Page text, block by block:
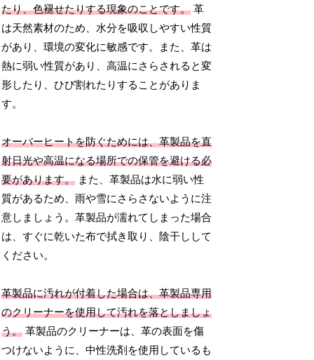
たり、色褪せたりする現象のことです。 革
は天然素材のため、水分を吸収しやすい性質
があり、環境の変化に敏感です。また、革は
熱に弱い性質があり、高温にさらされると変
形したり、ひび割れたりすることがありま
す。
オーバーヒートを防ぐためには、革製品を直
射日光や高温になる場所での保管を避ける必
要があります。 また、革製品は水に弱い性
質があるため、雨や雪にさらさないように注
意しましょう。革製品が濡れてしまった場合
は、すぐに乾いた布で拭き取り、陰干しして
ください。
革製品に汚れが付着した場合は、革製品専用
のクリーナーを使用して汚れを落としましょ
う。 革製品のクリーナーは、革の表面を傷
つけないように、中性洗剤を使用しているも